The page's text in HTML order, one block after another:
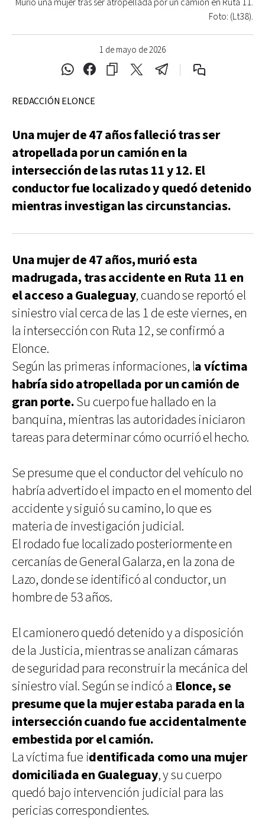
1 de mayo de 2026
Foto: (Lt38).
REDACCIÓN ELONCE
Una mujer de 47 años falleció tras ser
atropellada por un camión en la
intersección de las rutas 11 y 12. El
conductor fue localizado y quedó detenido
mientras investigan las circunstancias.
Una mujer de 47 años, murió esta
madrugada, tras accidente en Ruta 11 en
el acceso a Gualeguay, cuando se reportó el
siniestro vial cerca de las 1 de este viernes, en
la intersección con Ruta 12, se confirmó a
Elonce.
Según las primeras informaciones, la víctima
habría sido atropellada por un camión de
gran porte.Su cuerpo fue hallado en la
banquina, mientras las autoridades iniciaron
tareas para determinar cómo ocurrió el hecho.
Se presume que el conductor del vehículo no
habría advertido el impacto en el momento del
accidente y siguió su camino, lo que es
materia de investigación judicial.
El rodado fue localizado posteriormente en
cercanías de General Galarza, en la zona de
Lazo, donde se identificó al conductor, un
hombre de 53 años.
El camionero quedó detenido y a disposición
de la Justicia, mientras se analizan cámaras
de seguridad para reconstruir la mecánica del
siniestro vial. Según se indicó a Elonce, se
presume que la mujer estaba parada en la
intersección cuando fue accidentalmente
embestida por el camión.
La víctima fue identificada como una mujer
domiciliada en Gualeguay, y su cuerpo
quedó bajo intervención judicial para las
pericias correspondientes.